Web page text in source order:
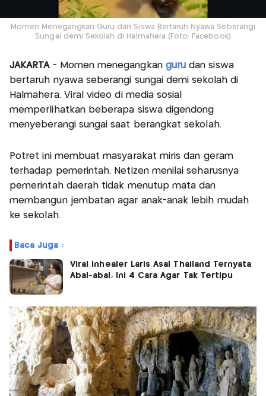
Momen Menegangkan Guru dan Siswa Bertaruh Nyawa Seberangi
Sungai demi Sekolah di Halmahera (Foto: Facebook)
JAKARTA - Momen menegangkan guru dan siswa
bertaruh nyawa seberangi sungai demi sekolah di
Halmahera. Viral video di media sosial
memperlihatkan beberapa siswa digendong
menyeberangi sungai saat berangkat sekolah.
Potret ini membuat masyarakat miris dan geram
terhadap pemerintah. Netizen menilai seharusnya
pemerintah daerah tidak menutup mata dan
membangun jembatan agar anak-anak lebih mudah
ke sekolah.
Baca Juga :
Viral Inhealer Laris Asal Thailand Ternyata
Abal-abal, Ini 4 Cara Agar Tak Tertipu